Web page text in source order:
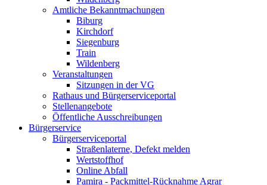
Amtliche Bekanntmachungen
Biburg
Kirchdorf
Siegenburg
Train
Wildenberg
Veranstaltungen
Sitzungen in der VG
Rathaus und Bürgerserviceportal
Stellenangebote
Öffentliche Ausschreibungen
Bürgerservice
Bürgerserviceportal
Straßenlaterne, Defekt melden
Wertstoffhof
Online Abfall
Pamira - Packmittel-Rücknahme Agrar